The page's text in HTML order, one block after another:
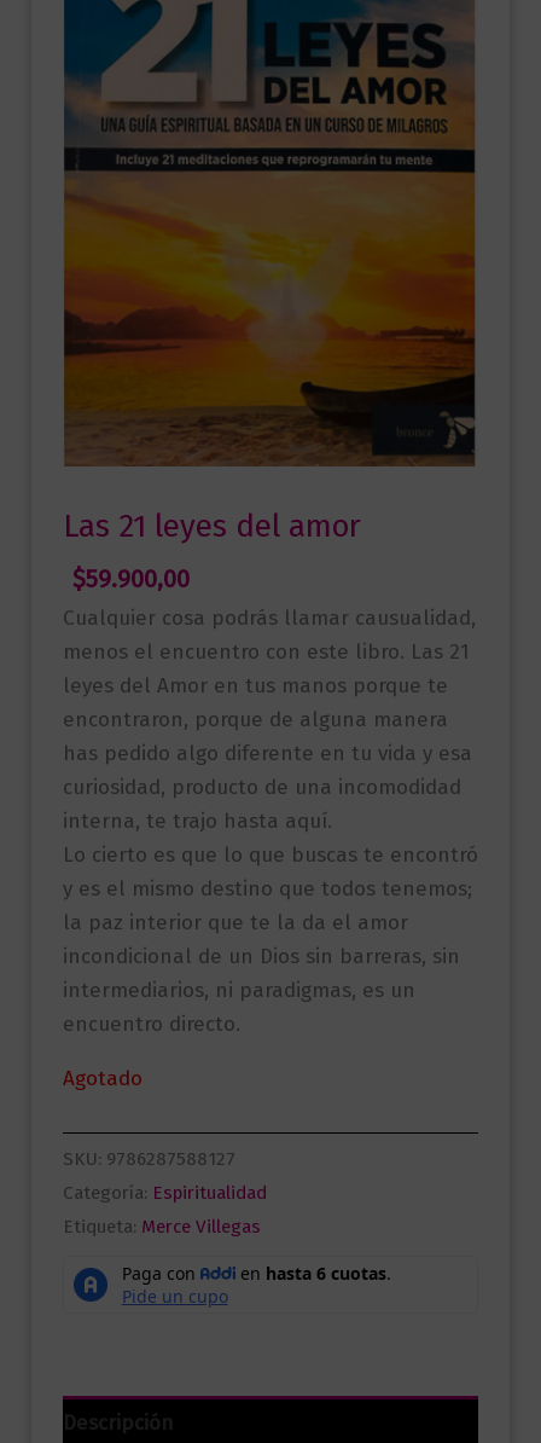
Las 21 leyes del amor
$59.900,00
Cualquier cosa podrás llamar causualidad,
menos el encuentro con este libro. Las 21
leyes del Amor en tus manos porque te
encontraron, porque de alguna manera
has pedido algo diferente en tu vida y esa
curiosidad, producto de una incomodidad
interna, te trajo hasta aquí.
Lo cierto es que lo que buscas te encontró
y es el mismo destino que todos tenemos;
la paz interior que te la da el amor
incondicional de un Dios sin barreras, sin
intermediarios, ni paradigmas, es un
encuentro directo.
Agotado
SKU: 9786287588127
Categoría: Espiritualidad
Etiqueta: Merce Villegas
Descripción